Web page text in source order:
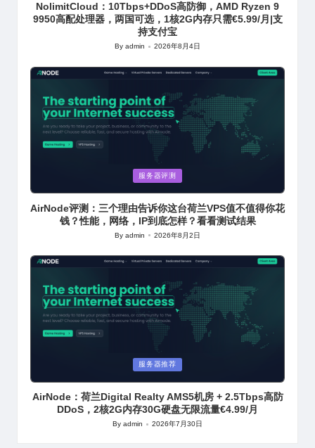
NolimitCloud：10Tbps+DDoS高防御，AMD Ryzen 9
9950高配处理器，两国可选，1核2G内存只需€5.99/月|支
持支付宝
Posted
Byadmin 2026年8月4日
服务器评测
AirNode评测：三个理由告诉你这台荷兰VPS值不值得你花
钱？性能，网络，IP到底怎样？看看测试结果
Posted
Byadmin 2026年8月2日
服务器推荐
AirNode：荷兰Digital Realty AMS5机房 + 2.5Tbps高防
DDoS，2核2G内存30G硬盘无限流量€4.99/月
Posted
Byadmin 2026年7月30日